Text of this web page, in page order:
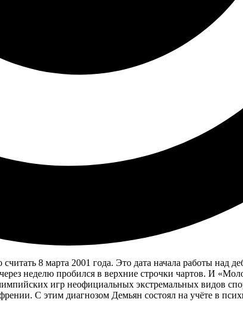
8 марта 2001 года. Это дата начала работы
неделю пробился в верхние строчки чартов. И
игр неофициальных экстремальных видов
С этим диагнозом Демьян состоял на учёте в